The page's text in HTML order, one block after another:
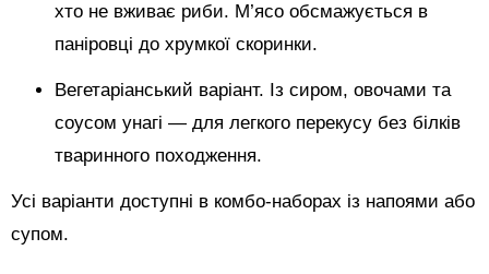
хто не вживає риби. М’ясо обсмажується в
паніровці до хрумкої скоринки.
Вегетаріанський варіант. Із сиром, овочами та
соусом унагі — для легкого перекусу без білків
тваринного походження.
Усі варіанти доступні в комбо-наборах із напоями або
супом.